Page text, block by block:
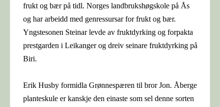
frukt og bær på tidl. Norges landbrukshøgskole på Ås
og har arbeidd med genressursar for frukt og bær.
Yngstesonen Steinar levde av fruktdyrking og forpakta
prestgarden i Leikanger og dreiv seinare fruktdyrking på
Biri.
Erik Husby formidla Grønnespæren til bror Jon. Åberge
planteskule er kanskje den einaste som sel denne sorten